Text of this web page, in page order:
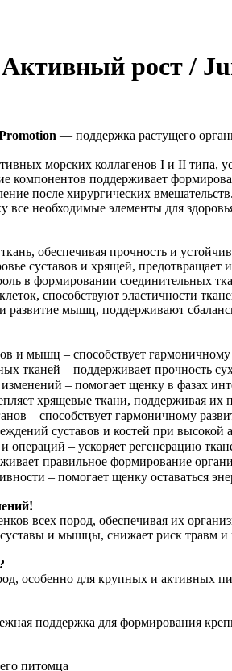
рост /
— поддержка растущего
морских коллагенов I и II типа,
компонентов поддерживает
после хирургических
все необходимые элементы для
обеспечивая прочность и
суставов и хрящей, предотвращает
в формировании соединительных
способствуют эластичности
мышц, поддерживают
и мышц – способствует
тканей – поддерживает прочность
– помогает щенку в фазах
хрящевые ткани, поддерживая их
– способствует гармоничному
суставов и костей при высокой
операций – ускоряет регенерацию
правильное формирование
– помогает щенку оставаться
всех пород, обеспечивая их
и мышцы, снижает риск травм
особенно для крупных и активных
поддержка для формирования
питомца